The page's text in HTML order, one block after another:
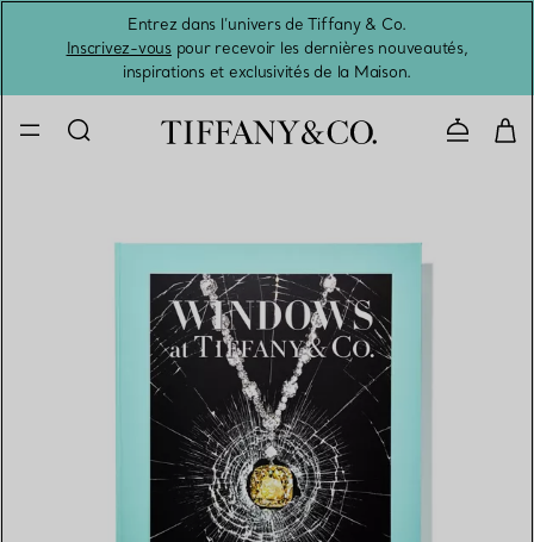
Entrez dans l’univers de Tiffany & Co.
Inscrivez-vouspour recevoir les dernières nouveautés,
inspirations et exclusivités de la Maison.